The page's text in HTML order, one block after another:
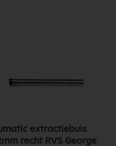
scherpe prijzen, en snelle
van Numatic
online.
extractiebuis
recht RVS George